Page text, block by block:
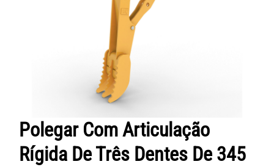
Polegar Com Articulação
Rígida De Três Dentes De 345